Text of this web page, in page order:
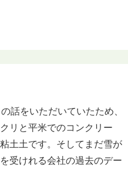
話をいただいていたため、
リと平米でのコンクリー
土土です。そしてまだ雪が
受けれる会社の過去のデー